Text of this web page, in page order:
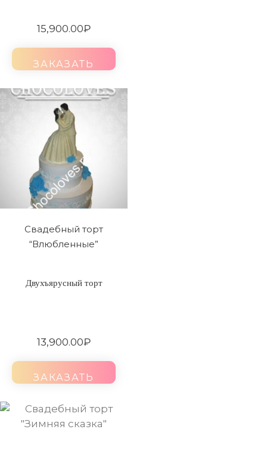
15,900.00₽
ЗАКАЗАТЬ
Свадебный торт
“Влюбленные”
Двухъярусный торт
13,900.00₽
ЗАКАЗАТЬ